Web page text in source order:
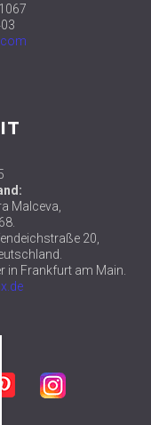
Malceva,
20,
in Frankfurt am Main.
Pinterest Instagram